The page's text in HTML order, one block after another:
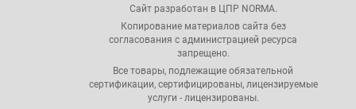
Сайт разработан в ЦПР NORMA.
Копирование материалов сайта без
согласования с администрацией ресурса
запрещено.
Все товары, подлежащие обязательной
сертификации, сертифицированы, лицензируемые
услуги - лицензированы.